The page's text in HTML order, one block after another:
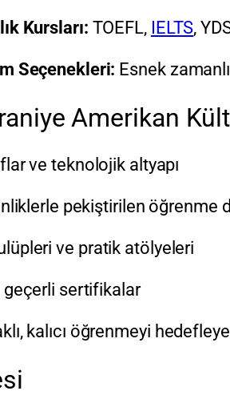
Kursları: TOEFL, IELTS,
Seçenekleri: Esnek
Amerikan
ve teknolojik altyapı
pekiştirilen öğrenme
ve pratik atölyeleri
geçerli sertifikalar
kalıcı öğrenmeyi